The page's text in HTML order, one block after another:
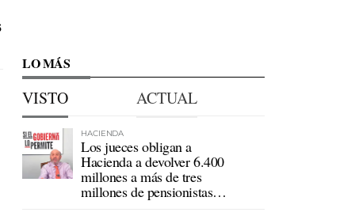
LO MÁS
VISTO ACTUAL
HACIENDA
Los jueces obligan a
Hacienda a devolver 6.400
millones a más de tres
millones de pensionistas